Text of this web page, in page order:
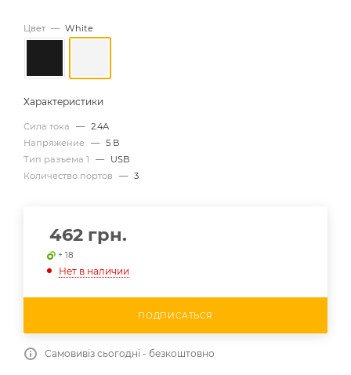
Цвет — White
Характеристики
Сила тока — 2.4А
Напряжение — 5 В
Тип разъема 1
—
USB
Количество портов
— 3
462 грн.
+ 18
Нет в наличии
ПОДПИСАТЬСЯ
Самовивіз сьогодні - безкоштовно